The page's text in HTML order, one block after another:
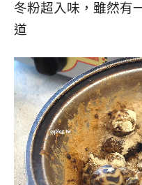
冬粉超入味，雖然有
道